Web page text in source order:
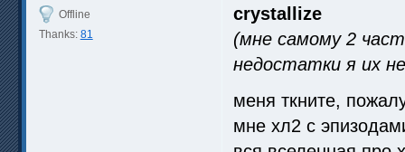
Offline
Thanks: 81
crystallize
(мне самому 2
недостатки я их
меня ткните,
мне хл2 с